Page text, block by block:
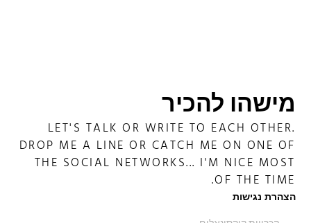
מישהו להכיר
LET'S TALK OR WRITE TO EACH OTHER.
DROP ME A LINE OR CATCH ME ON ONE OF
THE SOCIAL NETWORKS... I'M NICE MOST
OF THE TIME.
הצהרת נגישות